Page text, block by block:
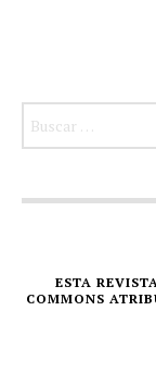
ESTA
COMMONS